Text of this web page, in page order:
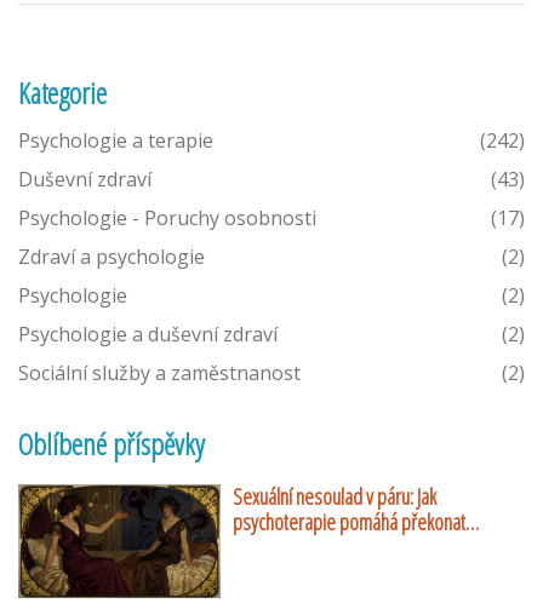
Kategorie
Psychologie a terapie
(242)
Duševní zdraví
(43)
Psychologie - Poruchy osobnosti
(17)
Zdraví a psychologie
(2)
Psychologie
(2)
Psychologie a duševní zdraví
(2)
Sociální služby a zaměstnanost
(2)
Oblíbené příspěvky
Sexuální nesoulad v páru: Jak
psychoterapie pomáhá překonat